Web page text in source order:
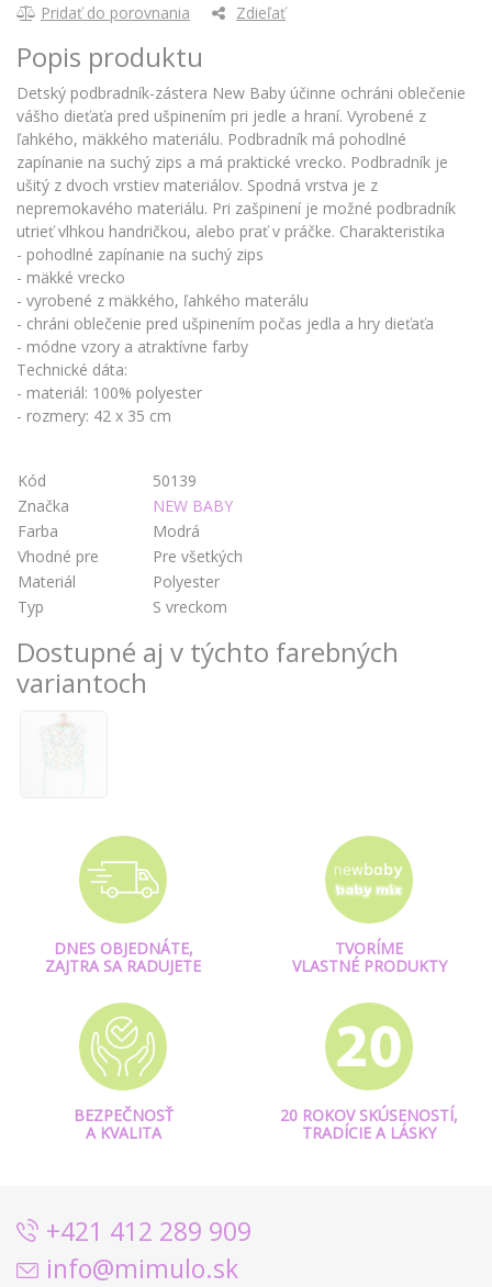
Pridať do porovnania Zdieľať
Popis produktu
Detský podbradník-zástera New Baby účinne ochráni oblečenie
vášho dieťaťa pred ušpinením pri jedle a hraní. Vyrobené z
ľahkého, mäkkého materiálu. Podbradník má pohodlné
zapínanie na suchý zips a má praktické vrecko. Podbradník je
ušitý z dvoch vrstiev materiálov. Spodná vrstva je z
nepremokavého materiálu. Pri zašpinení je možné podbradník
utrieť vlhkou handričkou, alebo prať v práčke. Charakteristika
- pohodlné zapínanie na suchý zips
- mäkké vrecko
- vyrobené z mäkkého, ľahkého materálu
- chráni oblečenie pred ušpinením počas jedla a hry dieťaťa
- módne vzory a atraktívne farby
Technické dáta:
- materiál: 100% polyester
- rozmery: 42 x 35 cm
Kód
50139
Značka
NEW BABY
Farba
Modrá
Vhodné pre
Pre všetkých
Materiál
Polyester
Typ
S vreckom
Dostupné aj v týchto farebných
variantoch
DNES OBJEDNÁTE,
ZAJTRA SA RADUJETE
TVORÍME
VLASTNÉ PRODUKTY
BEZPEČNOSŤ
A KVALITA
20 ROKOV SKÚSENOSTÍ,
TRADÍCIE A LÁSKY
+421 412 289 909
info@mimulo.sk